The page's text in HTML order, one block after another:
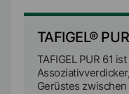
TAFIGEL®
TAFIGEL PUR 61
Gerüstes